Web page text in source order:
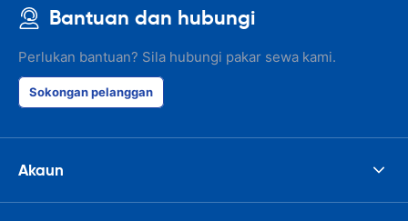
Bantuan dan hubungi
Perlukan bantuan? Sila hubungi pakar sewa kami.
Sokongan pelanggan
Akaun